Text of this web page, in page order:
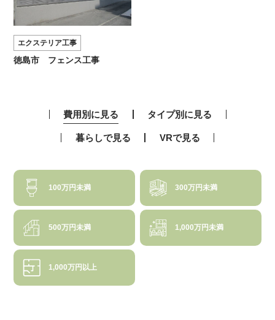
エクステリア工事
徳島市 フェンス工事
費用別に見る タイプ別に見る
暮らしで見る VRで見る
100万円未満 300万円未満
500万円未満 1,000万円未満
1,000万円以上